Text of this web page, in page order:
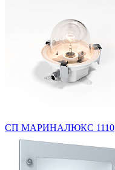
СП МАРИНАЛЮКС 1110